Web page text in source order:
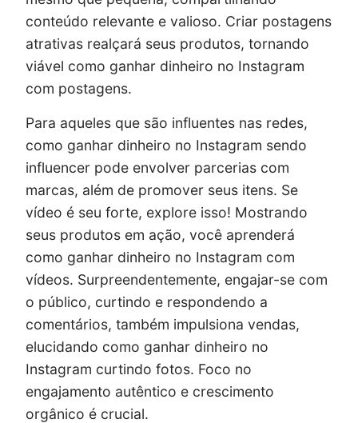
conteúdo relevante e valioso. Criar postagens
atrativas realçará seus produtos, tornando
viável como ganhar dinheiro no Instagram
com postagens.
Para aqueles que são influentes nas redes,
como ganhar dinheiro no Instagram sendo
influencer pode envolver parcerias com
marcas, além de promover seus itens. Se
vídeo é seu forte, explore isso! Mostrando
seus produtos em ação, você aprenderá
como ganhar dinheiro no Instagram com
vídeos. Surpreendentemente, engajar-se com
o público, curtindo e respondendo a
comentários, também impulsiona vendas,
elucidando como ganhar dinheiro no
Instagram curtindo fotos. Foco no
engajamento autêntico e crescimento
orgânico é crucial.